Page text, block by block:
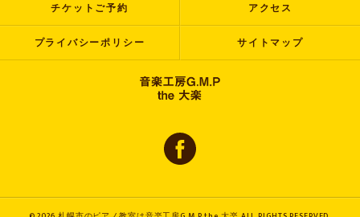
チケットご予約 アクセス
プライバシーポリシー サイトマップ